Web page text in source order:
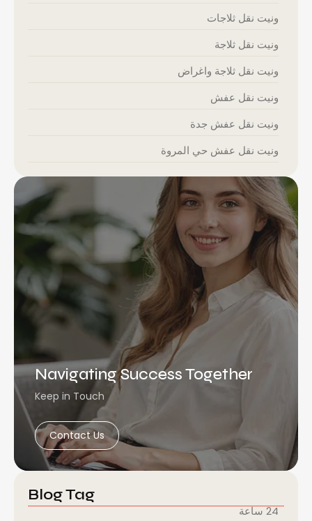
ونيت نقل ثلاجات
ونيت نقل ثلاجة
ونيت نقل ثلاجة واغراض
ونيت نقل عفش
ونيت نقل عفش جدة
ونيت نقل عفش حي المروة
Navigating Success Together
Keep in Touch
Contact Us
Blog Tag
24 ساعة